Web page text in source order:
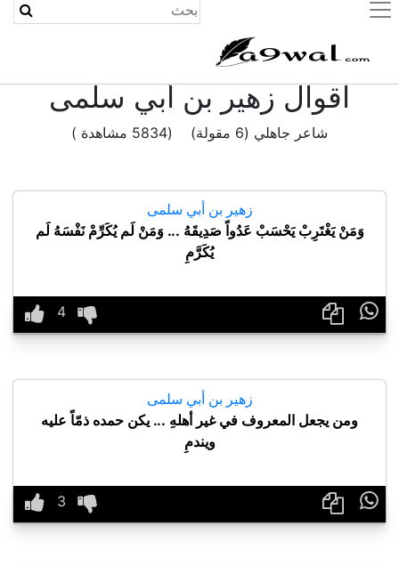
(current)
اقوال زهير بن أبي سلمى
شاعر جاهلي (6 مقولة) (5834 مشاهدة )
زهير بن أبي سلمى
وَمَنْ يَغْتَرِبْ يَحْسَبْ عَدُواً صَدِيقَهُ ... وَمَنْ لَم يُكَرِّمْ نَفْسَهُ لَم
يُكَرَّمِ

زهير بن أبي سلمى
ومن يجعل المعروف في غير أهلهِ ... يكن حمده ذمّاً عليه
ويندمِ
